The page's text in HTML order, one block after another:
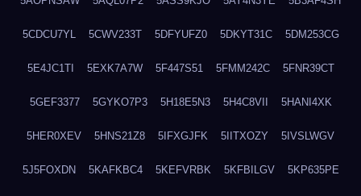
5CDCU7YL 5CWV233T 5DFYUFZ0 5DKYT31C 5DM253CG
5E4JC1TI 5EXK7A7W 5F447S51 5FMM242C 5FNR39CT
5GEF3377 5GYKO7P3 5H18E5N3 5H4C8VII 5HANI4XK
5HER0XEV 5HNS21Z8 5IFXGJFK 5IITXOZY 5IVSLWGV
5J5FOXDN 5KAFKBC4 5KEFVRBK 5KFBILGV 5KP635PE